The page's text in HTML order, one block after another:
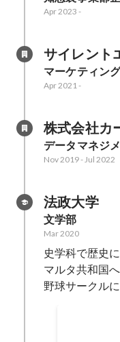
Apr 2023 -
サイレント
マーケティン
Apr 2021-
株式会社カ
データマネジ
Nov 2019-Jul 2022
法政大学
文学部
Mar 2020
史学科で歴史
マルタ共和国
野球サークル